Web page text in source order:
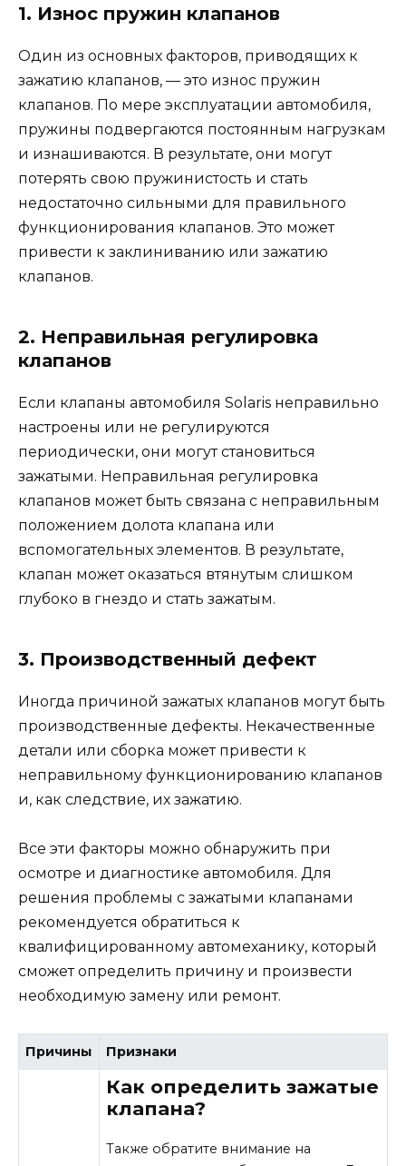
1. Износ пружин клапанов
Один из основных факторов, приводящих к
зажатию клапанов, — это износ пружин
клапанов. По мере эксплуатации автомобиля,
пружины подвергаются постоянным нагрузкам
и изнашиваются. В результате, они могут
потерять свою пружинистость и стать
недостаточно сильными для правильного
функционирования клапанов. Это может
привести к заклиниванию или зажатию
клапанов.
2. Неправильная регулировка
клапанов
Если клапаны автомобиля Solaris неправильно
настроены или не регулируются
периодически, они могут становиться
зажатыми. Неправильная регулировка
клапанов может быть связана с неправильным
положением долота клапана или
вспомогательных элементов. В результате,
клапан может оказаться втянутым слишком
глубоко в гнездо и стать зажатым.
3. Производственный дефект
Иногда причиной зажатых клапанов могут быть
производственные дефекты. Некачественные
детали или сборка может привести к
неправильному функционированию клапанов
и, как следствие, их зажатию.
Все эти факторы можно обнаружить при
осмотре и диагностике автомобиля. Для
решения проблемы с зажатыми клапанами
рекомендуется обратиться к
квалифицированному автомеханику, который
сможет определить причину и произвести
необходимую замену или ремонт.
Причины Признаки
Как определить зажатые
клапана?
Также обратите внимание на